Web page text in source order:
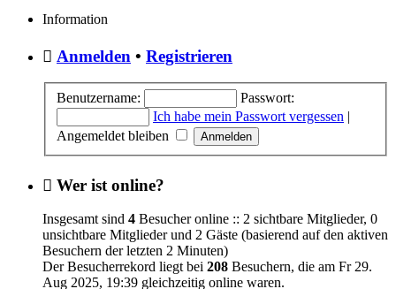
Information
Anmelden • Registrieren
Benutzername:
Passwort:
Ich habe mein Passwort vergessen |
Angemeldet bleiben
Wer ist online?
Insgesamt sind 4 Besucher online :: 2 sichtbare Mitglieder, 0
unsichtbare Mitglieder und 2 Gäste (basierend auf den aktiven
Besuchern der letzten 2 Minuten)
Der Besucherrekord liegt bei 208 Besuchern, die am Fr 29.
Aug 2025, 19:39 gleichzeitig online waren.